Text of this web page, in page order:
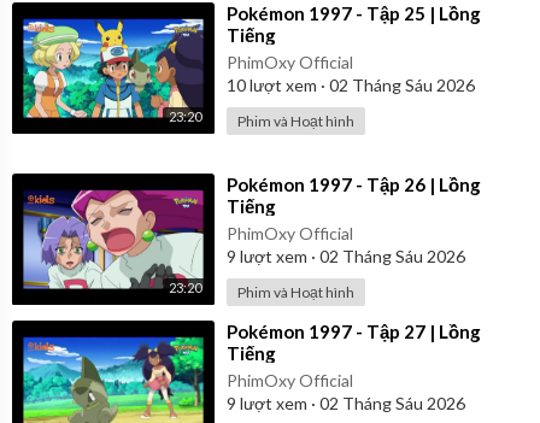
23:20
⁣Pokémon 1997 - Tập 25 | Lồng
Tiếng
PhimOxy Official
10lượt xem · 02 Tháng Sáu 2026
Phim và Hoạt hình
23:20
⁣Pokémon 1997 - Tập 26 | Lồng
Tiếng
PhimOxy Official
9 lượt xem · 02 Tháng Sáu 2026
Phim và Hoạt hình
⁣Pokémon 1997 - Tập 27 | Lồng
Tiếng
PhimOxy Official
9 lượt xem · 02 Tháng Sáu 2026